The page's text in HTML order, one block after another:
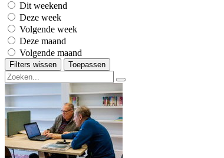
Dit weekend
Deze week
Volgende week
Deze maand
Volgende maand
Filters wissen Toepassen